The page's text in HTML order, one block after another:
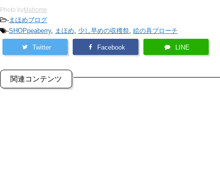
Photo byMahome
-まほめブログ
-SHOPpeaberry, まほめ, 少し早めの収穫祭, 絵の具ブローチ
Twitter Facebook LINE
関連コンテンツ